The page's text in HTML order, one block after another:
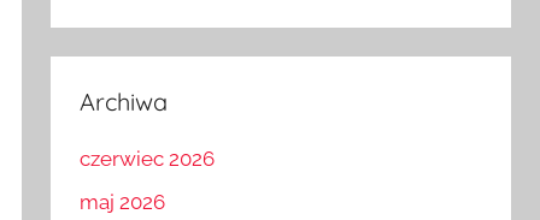
Archiwa
czerwiec 2026
maj 2026